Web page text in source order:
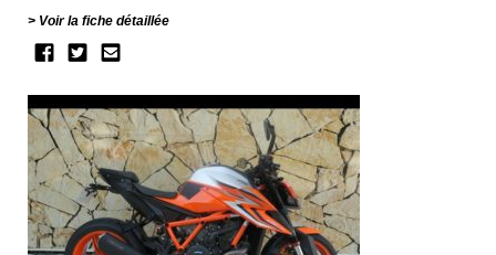
Voir la fiche détaillée